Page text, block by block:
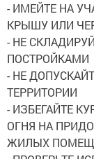
- ИМЕЙТЕ НА
КРЫШУ ИЛИ
- НЕ
ПОСТРОЙКАМИ
- НЕ
ТЕРРИТОРИИ
- ИЗБЕГАЙТЕ
ОГНЯ НА
ЖИЛЫХ